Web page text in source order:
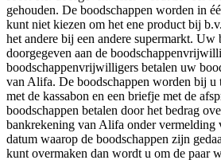
gehouden. De boodschappen worden in
kunt niet kiezen om het ene product bij
het andere bij een andere supermarkt.
doorgegeven aan de
boodschappenvrijwilligers betalen uw
van Alifa. De boodschappen worden bij u
met de kassabon en een briefje met de
boodschappen betalen door het bedrag
bankrekening van Alifa onder vermelding
datum waarop de boodschappen zijn
kunt overmaken dan wordt u om de paar